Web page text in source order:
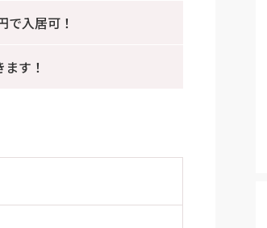
入居可！
す！